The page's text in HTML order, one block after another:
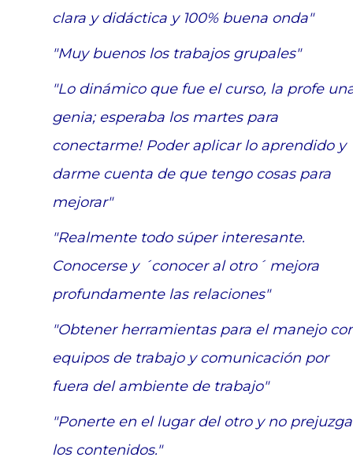
clara y didáctica y 100% buena onda"
"Muy buenos los trabajos grupales"
"Lo dinámico que fue el curso, la profe
genia; esperaba los martes para
conectarme! Poder aplicar lo aprendido y
darme cuenta de que tengo cosas para
mejorar"
"Realmente todo súper interesante.
Conocerse y ´conocer al otro´ mejora
profundamente las relaciones"
"Obtener herramientas para el manejo
equipos de trabajo y comunicación por
fuera del ambiente de trabajo"
"Ponerte en el lugar del otro y no
los contenidos."